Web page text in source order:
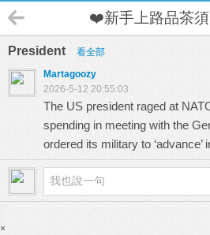
❤️新手上路品茶
President
看全部
Martagoozy
2026-5-12 20:55:03
The US president raged at
spending in meeting with the
ordered its military to ‘advance’
×